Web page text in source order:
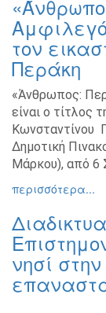
Βιβλίο
Τραγούδι
Μουσική
Χορός
Θέατρο
Παζάρι
Συνέδρια
Ημερίδες
τον
Περάκη
«Άνθρωπος:
είναι ο τίτλος
Κωνσταντίνου
Δημοτική
Μάρκου), από 6
περισσότερα...
νησί